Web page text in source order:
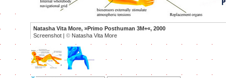
Natasha Vita More, »Primo Posthuman 3M+«, 2000
Screenshot | © Natasha Vita More